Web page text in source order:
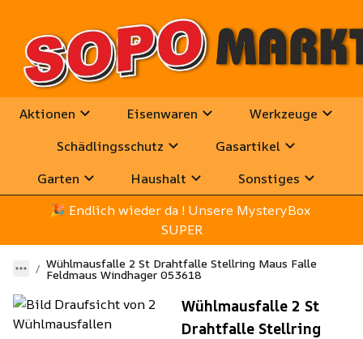
Aktionen Eisenwaren
Werkzeuge
Schädlingsschutz
Gasartikel
Garten
Haushalt
Sonstiges
🎉 Endlich wieder da ! Unsere MysteryBox
SUPER
Wühlmausfalle 2 St Drahtfalle Stellring Maus Falle
Feldmaus Windhager 053618
Wühlmausfalle 2 St
Drahtfalle Stellring